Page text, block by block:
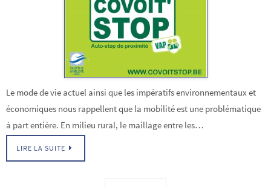
Le mode de vie actuel ainsi que les impératifs environnementaux et
économiques nous rappellent que la mobilité est une problématique
à part entière. En milieu rural, le maillage entre les…
LIRE LA SUITE